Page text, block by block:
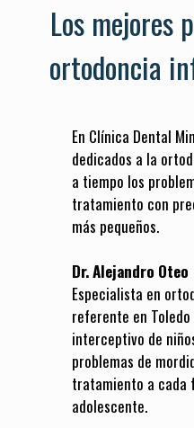
Los mejores
ortodoncia
En Clínica Dental
dedicados a la
a tiempo los
tratamiento con
más pequeños.
Dr. Alejandro Oteo
Especialista en
referente en
interceptivo de
problemas de
tratamiento a cada
adolescente.